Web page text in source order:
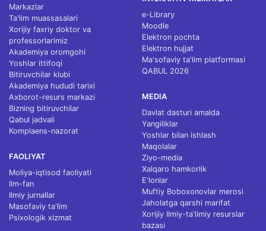
Markazlar
Ta'lim muassasalari
Xorijiy faxriy doktor va
professorlarimiz
Akademiya oromgohi
Yoshlar ittifoqi
Bitiruvchilar klubi
Akademiya hududi tarixi
Axborot-resurs markazi
Bizning bitiruvchilar
Qabul jadvali
Komplaens-nazorat
FAOLIYAT
Moliya-iqtisod faoliyati
Ilm-fan
Ilmiy jurnallar
Masofaviy ta'lim
Psixologik xizmat
e-Library
Moodle
Elektron pochta
Elektron hujjat
Ma'sofaviy ta'lim platformasi
QABUL 2026
MEDIA
Davlat dasturi amalda
Yangiliklar
Yoshlar bilan ishlash
Maqolalar
Ziyo-media
Xalqaro hamkorlik
E'lonlar
Muftiy Boboxonovlar merosi
Jaholatga qarshi marifat
Xorijiy Ilmiy-ta'limiy resurslar
bazasi